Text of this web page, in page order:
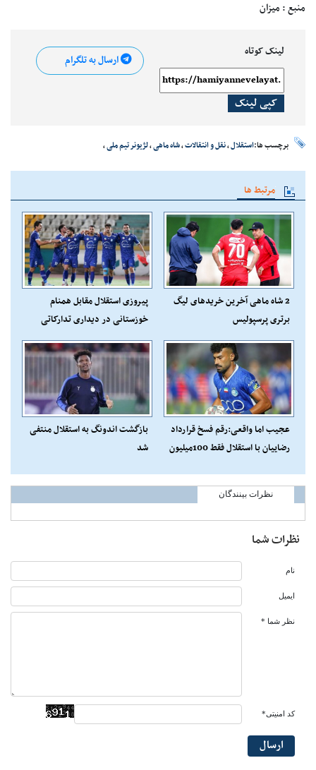
منبع : میزان
لینک کوتاه
کپی لینک
ارسال به تلگرام
برچسب ها:استقلال،نقل و انتقالات،شاه ماهی،لژیونر تیم ملی،
مرتبط ها
2 شاه ماهی آخرین خریدهای لیگ
برتری پرسپولیس
پیروزی استقلال مقابل همنام
خوزستانی در دیداری تدارکاتی
عجیب اما واقعی:رقم فسخ قرارداد
رضاییان با استقلال فقط 100میلیون
بازگشت اندونگ به استقلال منتفی
شد
نظرات بینندگان
نظرات شما
نام
ایمیل
نظر شما *
کد امنیتی*
ارسال